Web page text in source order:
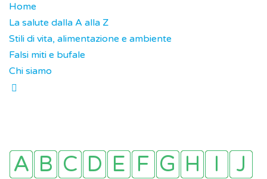
Home
La salute dalla A alla Z
Stili di vita, alimentazione e ambiente
Falsi miti e bufale
Chi siamo